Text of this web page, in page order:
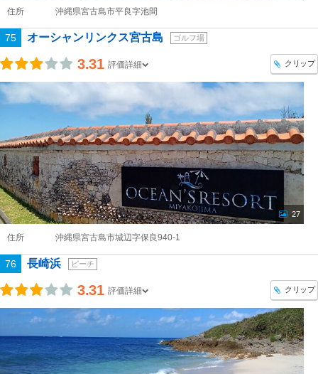
住所 沖縄県宮古島市平良字池間
75 オーシャンリンクス宮古島 ゴルフ場
3.31 評価詳細 クリップ
27
住所 沖縄県宮古島市城辺字保良940-1
76 長崎浜 ビーチ
3.31 評価詳細 クリップ